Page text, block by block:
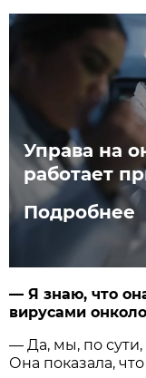
Управа на
работает
Подробнее
— Я знаю, что
вирусами
— Да, мы, по
Она показала,